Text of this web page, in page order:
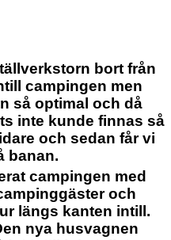
bort från
campingen men
så optimal och då
inte kunde finnas så
och sedan får vi
banan.
campingen med
och
längs kanten intill.
nya husvagnen